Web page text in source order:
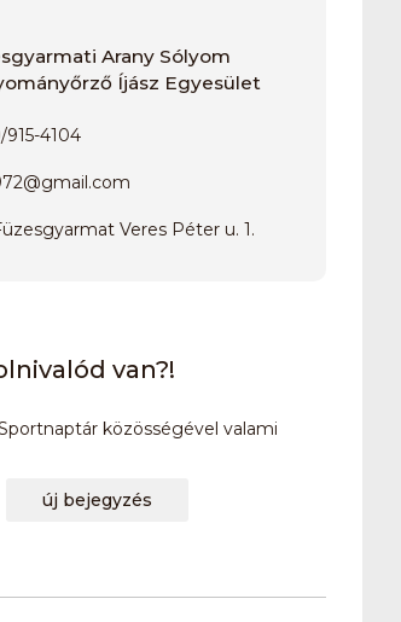
Arany Sólyom
Íjász Egyesület
4104
@gmail.com
Veres Péter u. 1.
van?!
közösségével valami
új bejegyzés